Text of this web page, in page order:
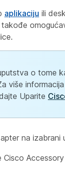
aplikaciju ili
takođe
o tome
više
Uparite
na izabrani
Cisco